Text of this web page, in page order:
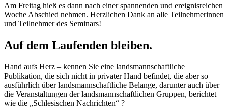
Am Frei­tag hieß es dann nach einer span­nen­den und ereig­nis­rei­chen
Woche Abschied neh­men. Herz­li­chen Dank an alle Teil­neh­me­rin­nen
und Teil­neh­mer des Seminars!
Auf dem Laufenden bleiben.
Hand aufs Herz – kennen Sie eine landsmannschaftliche
Publikation, die sich nicht in privater Hand befindet, die aber so
ausführlich über landsmannschaftliche Belange, darunter auch über
die Veranstaltungen der landsmannschaftlichen Gruppen, berichtet
wie die „Schlesischen Nachrichten“ ?